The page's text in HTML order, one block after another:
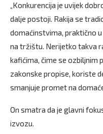
„Konkurencija je uvijek
dalje postoji. Rakija se
domaćinstvima, praktično
na tržištu. Nerijetko takva
kafićima, čime se ozbiljnim
zakonske propise, koriste
smanjuje promet na
On smatra da je glavni
izvozu.